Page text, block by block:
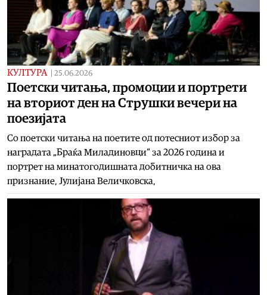
КУЛТУРА 25.06.2026
Поетски читања, промоции и портрети
на вториот ден на Струшки вечери на
поезијата
Со поетски читањa на поетите од потесниот избор за
наградата „Браќа Миладиновци“ за 2026 година и
портрет на минатогодишната добитничка на ова
признание, Јулијана Величковска,